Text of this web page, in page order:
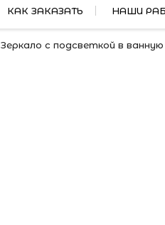
КАК ЗАКАЗАТЬ НАШИ
Зеркало с подсветкой в